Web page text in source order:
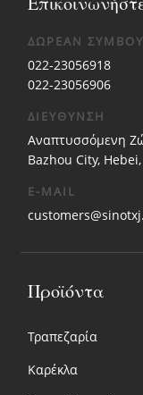
ΔΩΡΕΑΝ
022-23056918
022-23056906
ΔΙΕΥΘΥΝΣΗ
Αναπτυσσόμενη
Bazhou City,
E-MAIL
Προϊόντα
Τραπεζαρία
Καρέκλα